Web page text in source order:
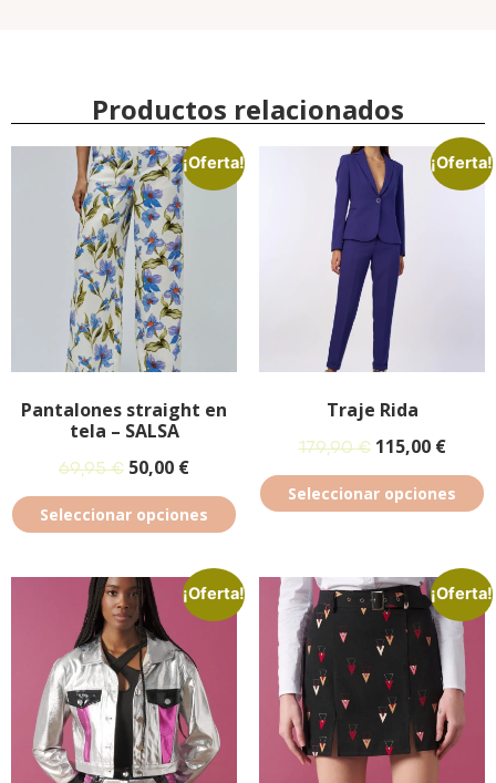
Productos relacionados
¡Oferta!
Pantalones straight en
tela – SALSA
69,95€ 50,00 €
Seleccionar opciones
¡Oferta!
Traje Rida
179,90€ 115,00 €
Seleccionar opciones
¡Oferta! ¡Oferta!